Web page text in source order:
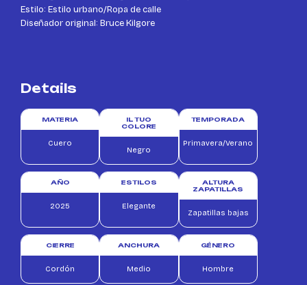
Estilo: Estilo urbano/Ropa de calle
Diseñador original: Bruce Kilgore
Details
MATERIA
Cuero
IL TUO
COLORE
Negro
TEMPORADA
Primavera/Verano
AÑO
2025
ESTILOS
Elegante
ALTURA
ZAPATILLAS
Zapatillas bajas
CIERRE
Cordón
ANCHURA
Medio
GÉNERO
Hombre